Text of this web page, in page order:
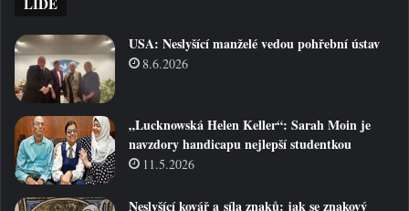
USA: Neslyšící manželé vedou pohřební ústav
8.6.2026
„Lucknowská Helen Keller“: Sarah Moin je
navzdory handicapu nejlepší studentkou
11.5.2026
Neslyšící kovář a síla znaků: jak se znakový